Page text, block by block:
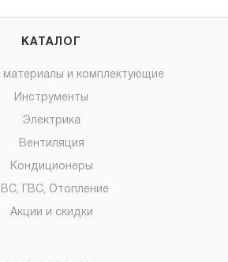
КАТАЛОГ
материалы и комплектующие
Инструменты
Электрика
Вентиляция
Кондиционеры
ГВС, Отопление
Акции и скидки